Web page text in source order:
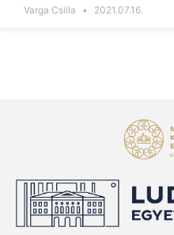
Varga Csilla 2021.07.16.